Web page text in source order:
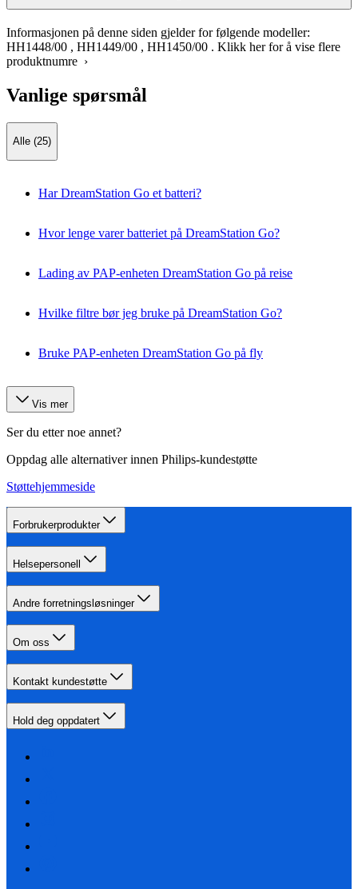
Informasjonen på denne siden gjelder for følgende modeller:
HH1448/00 , HH1449/00 , HH1450/00 . Klikk her for å vise flere
produktnumre ›
Vanlige spørsmål
Alle (25)
Har DreamStation Go et batteri?
Hvor lenge varer batteriet på DreamStation Go?
Lading av PAP-enheten DreamStation Go på reise
Hvilke filtre bør jeg bruke på DreamStation Go?
Bruke PAP-enheten DreamStation Go på fly
Vis mer
Ser du etter noe annet?
Oppdag alle alternativer innen Philips-kundestøtte
Støttehjemmeside
Forbrukerprodukter
Helsepersonell
Andre forretningsløsninger
Om oss
Kontakt kundestøtte
Hold deg oppdatert